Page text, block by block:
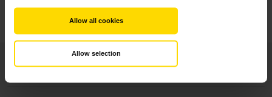
Allow all cookies
Allow selection